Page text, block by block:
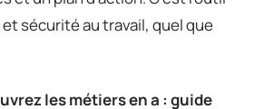
sécurité au travail, quel que
les métiers en a : guide